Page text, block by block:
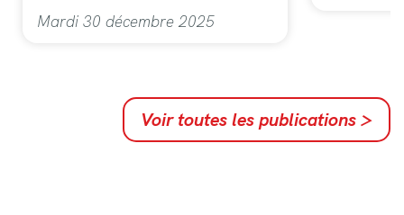
Mardi 30 décembre 2025
Voir toutes les publications >